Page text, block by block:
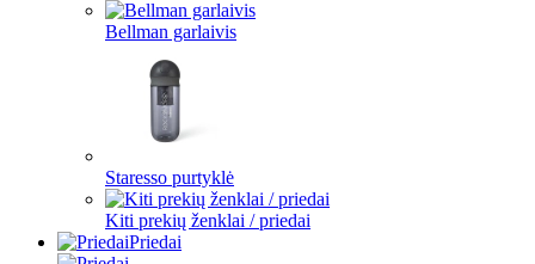
Bellman garlaivis
Staresso purtyklė
Kiti prekių ženklai / priedai
Priedai